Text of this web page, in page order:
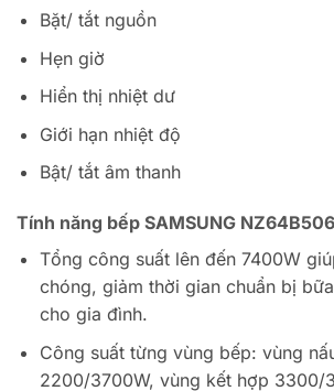
Bặt/ tắt nguồn
Hẹn giờ
Hiển thị nhiệt dư
Giới hạn nhiệt độ
Bật/ tắt âm thanh
Tính năng bếp SAMSUNG
Tổng công suất lên đến 7400W
chóng, giảm thời gian chuẩn bị
cho gia đình.
Công suất từng vùng bếp: vùng
2200/3700W, vùng kết hợp 3300/